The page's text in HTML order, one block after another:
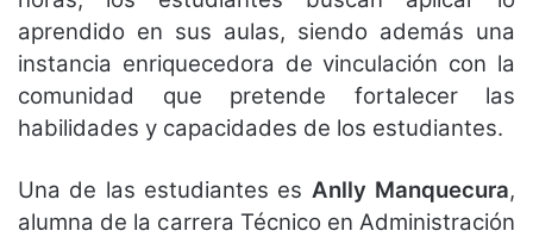
aprendido en sus aulas, siendo además una
instancia enriquecedora de vinculación con la
comunidad que pretende fortalecer las
habilidades y capacidades de los estudiantes.
Una de las estudiantes es Anlly Manquecura,
alumna de la carrera Técnico en Administración